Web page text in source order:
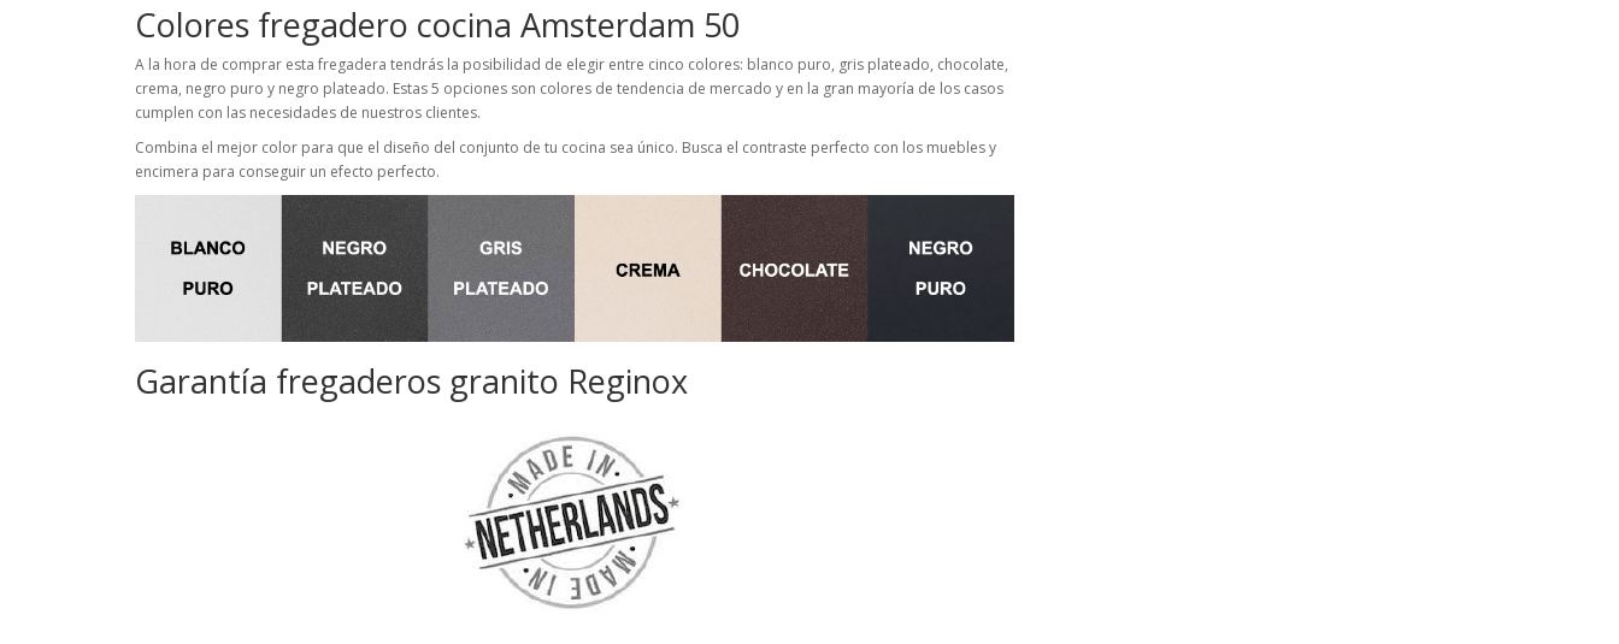
Colores fregadero cocina Amsterdam 50
A la hora de comprar esta fregadera tendrás la posibilidad de elegir entre cinco colores: blanco puro, gris plateado, chocolate,
crema, negro puro y negro plateado. Estas 5 opciones son colores de tendencia de mercado y en la gran mayoría de los casos
cumplen con las necesidades de nuestros clientes.
Combina el mejor color para que el diseño del conjunto de tu cocina sea único. Busca el contraste perfecto con los muebles y
encimera para conseguir un efecto perfecto.
Garantía fregaderos granito Reginox